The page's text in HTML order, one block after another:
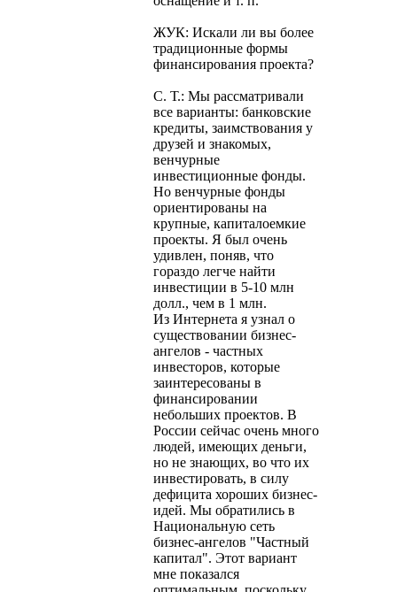
ЖУК: Искали ли вы более
традиционные формы
финансирования проекта?
С. Т.: Мы рассматривали
все варианты: банковские
кредиты, заимствования у
друзей и знакомых,
венчурные
инвестиционные фонды.
Но венчурные фонды
ориентированы на
крупные, капиталоемкие
проекты. Я был очень
удивлен, поняв, что
гораздо легче найти
инвестиции в 5-10 млн
долл., чем в 1 млн.
Из Интернета я узнал о
существовании бизнес-
ангелов - частных
инвесторов, которые
заинтересованы в
финансировании
небольших проектов. В
России сейчас очень много
людей, имеющих деньги,
но не знающих, во что их
инвестировать, в силу
дефицита хороших бизнес-
идей. Мы обратились в
Национальную сеть
бизнес-ангелов "Частный
капитал". Этот вариант
мне показался